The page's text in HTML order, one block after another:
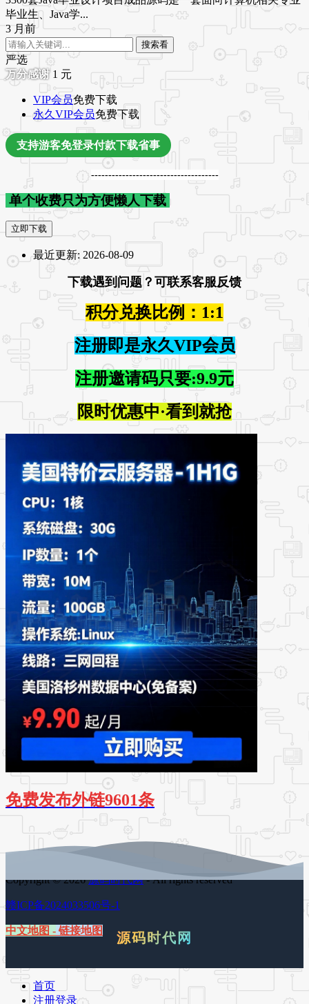
毕业生、Java学...
3 月前
搜索看
严选
1 元
VIP会员免费下载
永久VIP会员免费下载
支持游客免登录付款下载省事
-------------------------------------
单个收费只为方便懒人下载
立即下载
最近更新: 2026-08-09
下载遇到问题？可联系客服反馈
积分兑换比例：1:1
注册即是永久VIP会员
注册邀请码只要:9.9元
限时优惠中·看到就抢
免费发布外链9601条
Copyright © 2026源码时代网- All rights reserved
赣ICP备2024033506号-1
中文地图 - 链接地图 源码时代网
首页
注册登录